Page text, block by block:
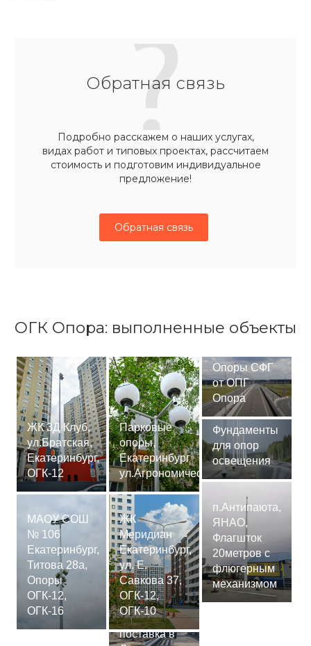
Обратная связь
Подробно расскажем о наших услугах,
видах работ и типовых проектах, рассчитаем
стоимость и подготовим индивидуальное
предложение!
Обратная связь
ОГК Опора: выполненные объекты
ЖК 3Д Клуб,
ул.Братская,
Екатеринбург,
ОГК-12
МАОУ СОШ
№ 106
Екатеринбург,
Титова 28а,
Опоры
ОГК-12,
ОГК-16
Парковые
опоры,
Екатеринбург
ул.Агрономическая
ЖК
Меридиан
Екатеринбург,
ул. Е.
Савкова 37,
ОГК-12,
ОГК-10
Сваи
СМ-7,75м,
поставка в
Опоры СФГ
от ОПГ
Опора
Фундаменты
для опор
освещения
п.Антипаюта,
ЯНАО,
Флагшток
20метров с
флюгерным
механизмом